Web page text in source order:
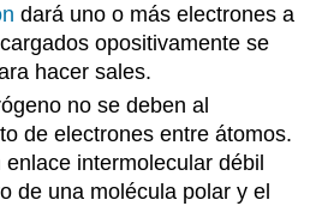
dará uno o más electrones a
opositivamente se
hacer sales.
no se deben al
de electrones entre átomos.
intermolecular débil
de una molécula polar y el